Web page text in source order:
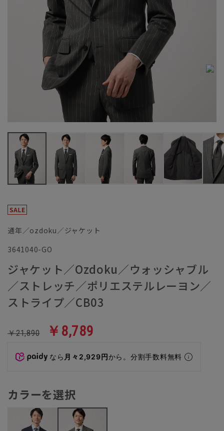
通年／ozdoku／ジャケット
3641040-GO
ジャケット／Ozdoku／ウォッシャブル
／ストレッチ／ポリエステルレーヨン／
ストライプ／CB03
￥21,890 ￥8,789
なら 月々2,929円から。分割手数料無料
カラーを選択